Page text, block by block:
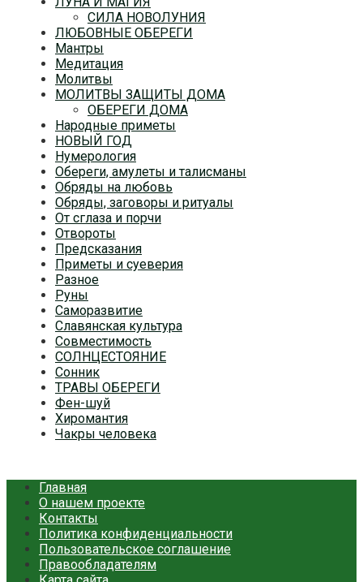
СИЛА НОВОЛУНИЯ
ЛЮБОВНЫЕ ОБЕРЕГИ
Мантры
Медитация
Молитвы
МОЛИТВЫ ЗАЩИТЫ ДОМА
ОБЕРЕГИ ДОМА
Народные приметы
НОВЫЙ ГОД
Нумерология
Обереги, амулеты и талисманы
Обряды на любовь
Обряды, заговоры и ритуалы
От сглаза и порчи
Отвороты
Предсказания
Приметы и суеверия
Разное
Руны
Саморазвитие
Славянская культура
Совместимость
СОЛНЦЕСТОЯНИЕ
Сонник
ТРАВЫ ОБЕРЕГИ
Фен-шуй
Хиромантия
Чакры человека
Главная
О нашем проекте
Контакты
Политика конфиденциальности
Пользовательское соглашение
Правообладателям